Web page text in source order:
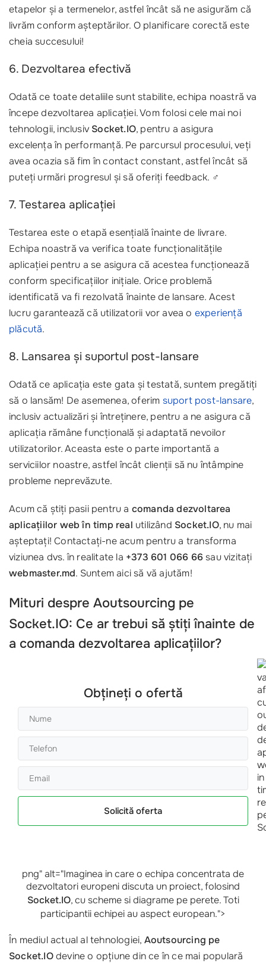
etapelor și a termenelor, astfel încât să ne asigurăm că
livrăm conform așteptărilor. O planificare corectă este
cheia succesului!
6. Dezvoltarea efectivă
Odată ce toate detaliile sunt stabilite, echipa noastră va
începe dezvoltarea aplicației. Vom folosi cele mai noi
tehnologii, inclusiv Socket.IO, pentru a asigura
excelența în performanță. Pe parcursul procesului, veți
avea ocazia să fim în contact constant, astfel încât să
puteți urmări progresul și să oferiți feedback. ‍♂️
7. Testarea aplicației
Testarea este o etapă esențială înainte de livrare.
Echipa noastră va verifica toate funcționalitățile
aplicației pentru a se asigura că acestea funcționează
conform specificațiilor inițiale. Orice problemă
identificată va fi rezolvată înainte de lansare. Acest
lucru garantează că utilizatorii vor avea o experiență
plăcută.
8. Lansarea și suportul post-lansare
Odată ce aplicația este gata și testată, suntem pregătiți
să o lansăm! De asemenea, oferim suport post-lansare,
inclusiv actualizări și întreținere, pentru a ne asigura că
aplicația rămâne funcțională și adaptată nevoilor
utilizatorilor. Aceasta este o parte importantă a
serviciilor noastre, astfel încât clienții să nu întâmpine
probleme neprevăzute.
Acum că știți pasii pentru a comanda dezvoltarea
aplicațiilor web în timp real utilizând Socket.IO, nu mai
așteptați! Contactați-ne acum pentru a transforma
viziunea dvs. în realitate la +373 601 066 66sau vizitați
webmaster.md. Suntem aici să vă ajutăm!
Mituri despre Aoutsourcing pe
Socket.IO: Ce ar trebui să știți înainte de
a comanda dezvoltarea aplicațiilor?
Obțineți o ofertă
Solicită oferta
png" alt="Imaginea in care o echipa concentrata de
dezvoltatori europeni discuta un proiect, folosind
Socket.IO, cu scheme si diagrame pe perete. Toti
participantii echipei au aspect european.">
În mediul actual al tehnologiei, Aoutsourcing pe
Socket.IOdevine o opțiune din ce în ce mai populară